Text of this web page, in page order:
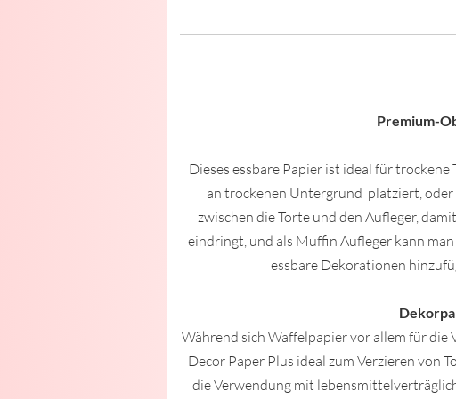
Premium-
Dieses essbare Papier ist ideal für
an trockenen Untergrund platziert,
zwischen die Torte und den Aufleger,
eindringt, und als Muffin Aufleger kann
essbare Dekorationen
Während sich Waffelpapier vor allem für die
Decor Paper Plus ideal zum Verzieren von
die Verwendung mit